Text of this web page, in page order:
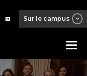
Sur le campus